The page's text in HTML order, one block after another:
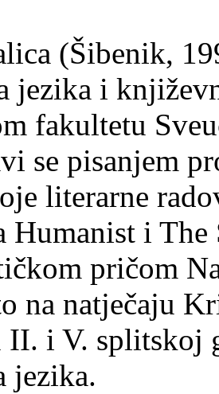
(Šibenik,
jezika i
fakultetu
se pisanjem
literarne
Humanist i
pričom
na natječaju
II. i V. splitskoj
jezika.